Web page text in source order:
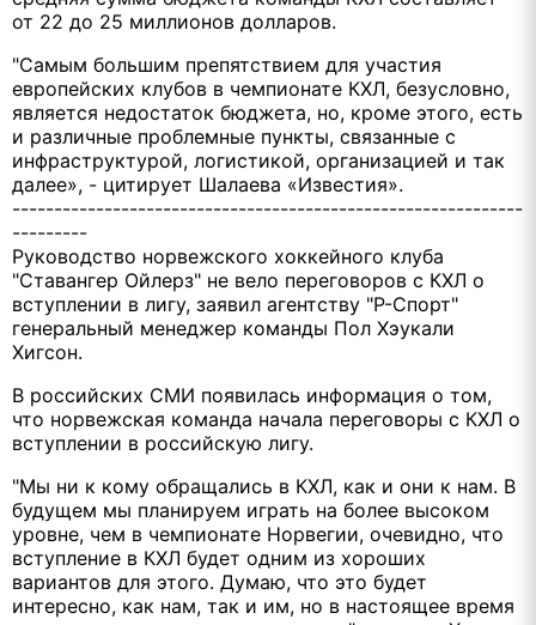
от 22 до 25 миллионов долларов.
"Самым большим препятствием для участия
европейских клубов в чемпионате КХЛ, безусловно,
является недостаток бюджета, но, кроме этого, есть
и различные проблемные пункты, связанные с
инфраструктурой, логистикой, организацией и так
далее», - цитирует Шалаева «Известия».
-------------------------------------------------------------
---------
Руководство норвежского хоккейного клуба
"Ставангер Ойлерз" не вело переговоров с КХЛ о
вступлении в лигу, заявил агентству "Р-Спорт"
генеральный менеджер команды Пол Хэукали
Хигсон.
В российских СМИ появилась информация о том,
что норвежская команда начала переговоры с КХЛ о
вступлении в российскую лигу.
"Мы ни к кому обращались в КХЛ, как и они к нам. В
будущем мы планируем играть на более высоком
уровне, чем в чемпионате Норвегии, очевидно, что
вступление в КХЛ будет одним из хороших
вариантов для этого. Думаю, что это будет
интересно, как нам, так и им, но в настоящее время